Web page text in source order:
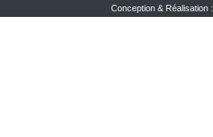
Conception & Réalisation :